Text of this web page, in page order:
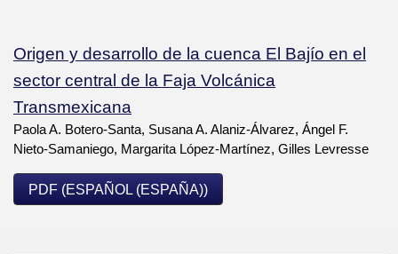
Origen y desarrollo de la cuenca El Bajío en el
sector central de la Faja Volcánica
Transmexicana
Paola A. Botero-Santa, Susana A. Alaniz-Álvarez, Ángel F.
Nieto-Samaniego, Margarita López-Martínez, Gilles Levresse
PDF (ESPAÑOL (ESPAÑA))